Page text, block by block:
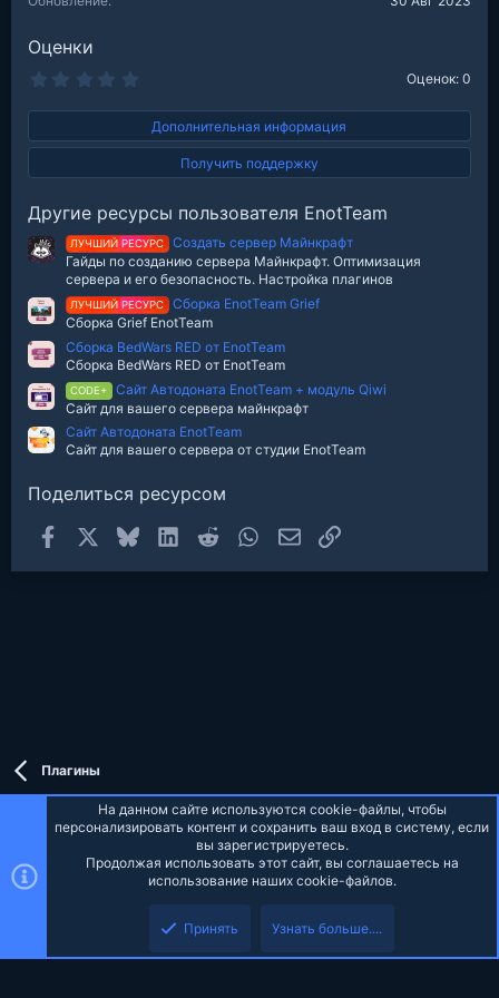
Оценки
0
з
в
Оценок: 0
Дополнительная информация
Получить поддержку
Другие ресурсы пользователя EnotTeam
ЛУЧШИЙ РЕСУРС
Создать сервер Майнкрафт
Гайды по созданию сервера Майнкрафт. Оптимизация
сервера и его безопасность. Настройка плагинов
ЛУЧШИЙ РЕСУРС
Сборка EnotTeam Grief
Сборка Grief EnotTeam
Сборка BedWars RED от EnotTeam
Сборка BedWars RED от EnotTeam
CODE+
Сайт Автодоната EnotTeam + модуль Qiwi
Сайт для вашего сервера майнкрафт
Сайт Автодоната EnotTeam
Сайт для вашего сервера от студии EnotTeam
Поделиться ресурсом
Facebook Bluesky LinkedInReddit WhatsAppЭлектронная почта
Ссылка
Плагины
Russian (RU)
R
S
Верх
На данном сайте используются cookie-файлы, чтобы
персонализировать контент и сохранить ваш вход в систему, если
вы зарегистрируетесь.
Продолжая использовать этот сайт, вы соглашаетесь на
использование наших cookie-файлов.
Принять Узнать больше....